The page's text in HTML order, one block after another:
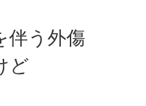
伴う外傷
ど